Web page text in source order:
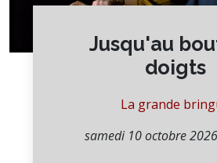
Jusqu'au
doigts
La grande
samedi 10 octobre